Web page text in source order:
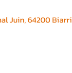
Juin, 64200